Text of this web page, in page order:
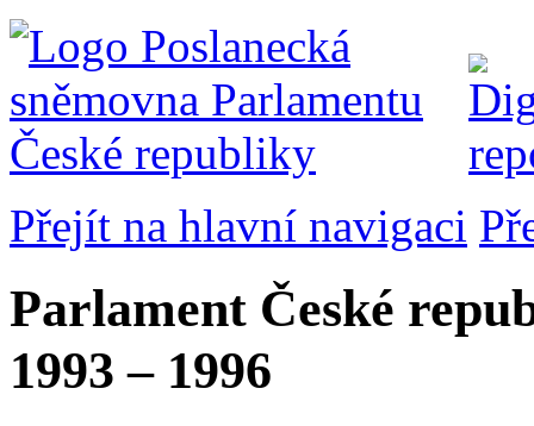
Přejít na hlavní navigaci
Parlament České
1993 – 1996